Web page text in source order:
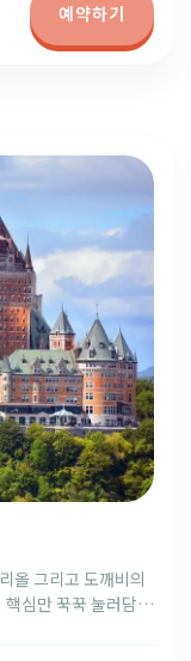
예약하기
올 그리고 도깨비의
심만 꾹꾹 눌러담았